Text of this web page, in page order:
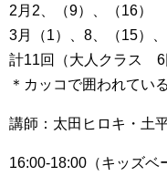
2月2、（9）、（16）
3月（1）、8、（15）
計11回（大人クラス 6
＊カッコで囲われてい
講師：太田ヒロキ・土
16:00-18:00（キッズ